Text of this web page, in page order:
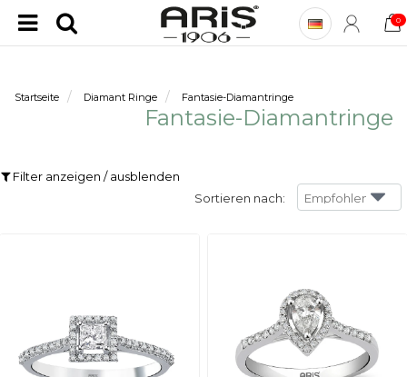
0
Startseite Diamant Ringe Fantasie-Diamantringe
Fantasie-Diamantringe
Filter anzeigen / ausblenden
Sortieren nach: